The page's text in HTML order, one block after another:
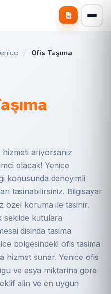
Ofis Taşıma
hizmeti ariyorsaniz
olacak! Yenice
konusunda deneyimli
tasinabilirsiniz. Bilgisayar
ozel koruma ile tasinir.
sekilde kutulara
disinda tasima
bolgesindeki ofis tasima
hizmet sunar. Yenice ofis
ve esya miktarina gore
alin ve en uygun